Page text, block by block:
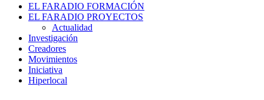
EL FARADIO FORMACIÓN
EL FARADIO PROYECTOS
Actualidad
Investigación
Creadores
Movimientos
Iniciativa
Hiperlocal